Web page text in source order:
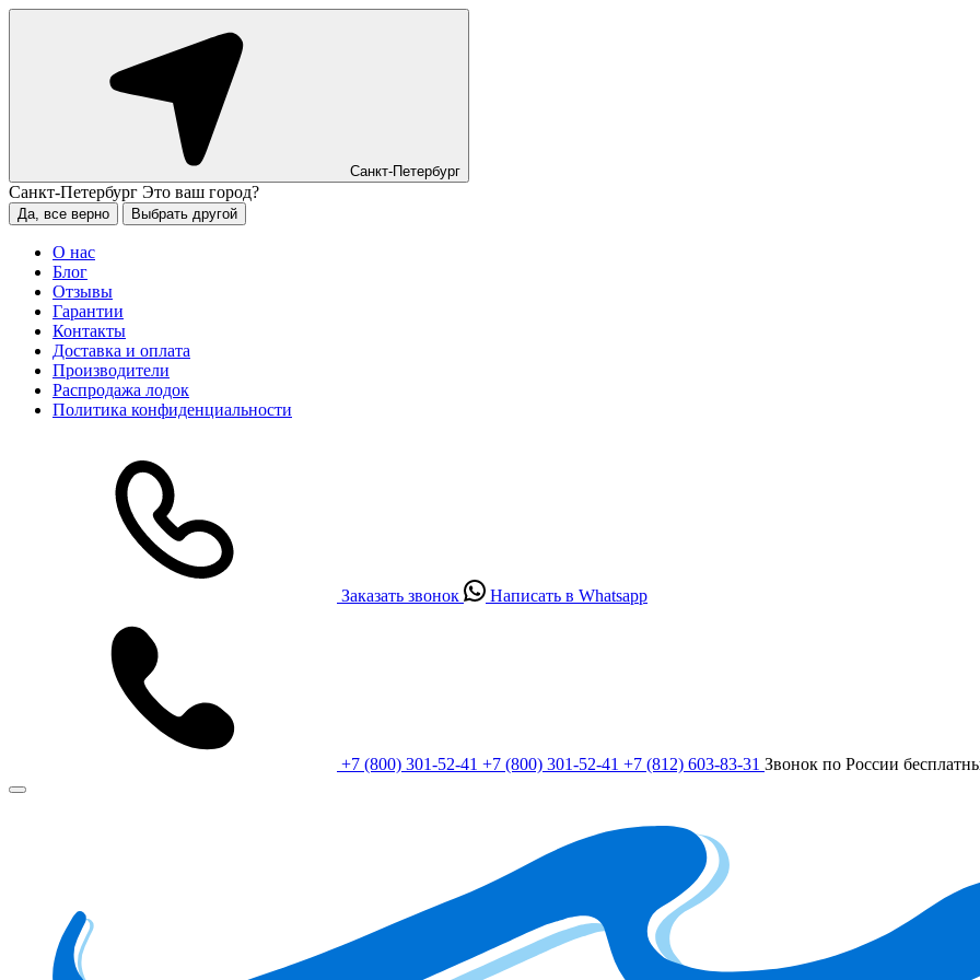
Санкт-Петербург
Санкт-Петербург Это ваш город?
Да, все верно Выбрать другой
О нас
Блог
Отзывы
Гарантии
Контакты
Доставка и оплата
Производители
Распродажа лодок
Политика конфиденциальности
Заказать звонок Написать в Whatsapp
+7 (800) 301-52-41 +7 (800) 301-52-41 +7 (812) 603-83-31 Звонок по России